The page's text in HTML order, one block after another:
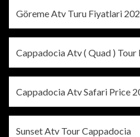
Göreme Atv Turu Fiyatlari
Cappadocia Atv ( Quad ) Tour
Cappadocia Atv Safari Price
Sunset Atv Tour Cappadocia